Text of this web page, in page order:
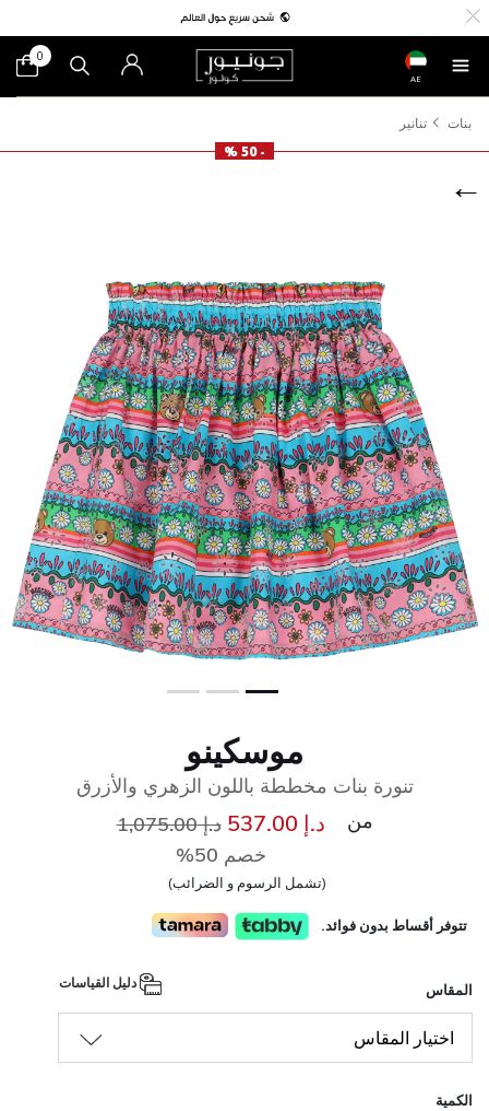
AE
0
بنات
تنانير
- 50 %
موسكينو
تنورة بنات مخططة باللون الزهري والأزرق
من
د.إ 537.00 سعر مخفض من
د.إ 1,075.00
إلى
خصم 50%
(تشمل الرسوم و الضرائب)
تتوفر أقساط بدون فوائد.
المقاس
اختيار المقاس
الكمية